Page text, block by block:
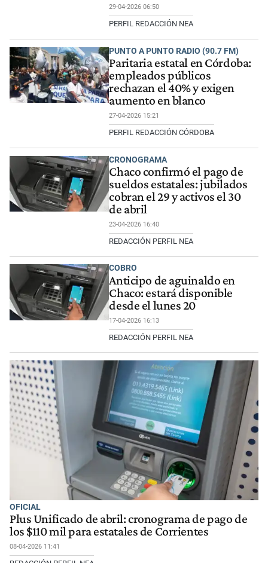
29-04-2026 06:50
PERFIL REDACCIÓN NEA
PUNTO A PUNTO RADIO (90.7 FM)
Paritaria estatal en Córdoba:
empleados públicos
rechazan el 40% y exigen
aumento en blanco
27-04-2026 15:21
PERFIL REDACCIÓN CÓRDOBA
CRONOGRAMA
Chaco confirmó el pago de
sueldos estatales: jubilados
cobran el 29 y activos el 30
de abril
23-04-2026 16:40
REDACCIÓN PERFIL NEA
COBRO
Anticipo de aguinaldo en
Chaco: estará disponible
desde el lunes 20
17-04-2026 16:13
REDACCIÓN PERFIL NEA
OFICIAL
Plus Unificado de abril: cronograma de pago de
los $110 mil para estatales de Corrientes
08-04-2026 11:41